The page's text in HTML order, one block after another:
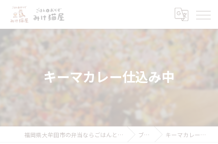
キーマカレー仕込み中
福岡県大牟田市の弁当ならごはんとおかず みけ猫屋 ブログ キーマカレー仕込み中